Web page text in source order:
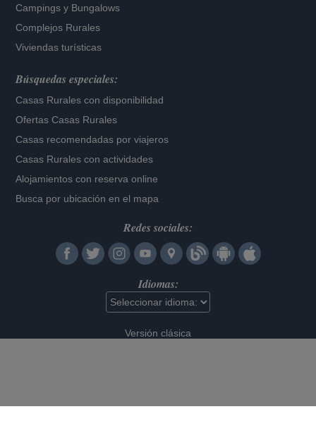
Campings y Bungalows
Complejos Rurales
Viviendas turísticas
Búsquedas especiales:
Casas Rurales con disponibilidad
Ofertas Casas Rurales
Casas recomendadas por viajeros
Casas Rurales con actividades
Alojamientos con reserva online
Busca por ubicación en el mapa
Redes sociales:
Idiomas:
Versión clásica